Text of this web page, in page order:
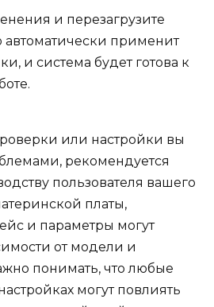
и перезагрузите
автоматически применит
и система будет готова к
или настройки вы
рекомендуется
пользователя вашего
платы,
и параметры могут
от модели и
понимать, что любые
могут повлиять